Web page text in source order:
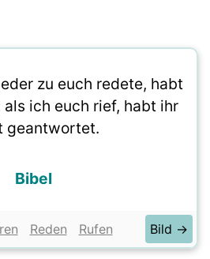
zu euch redete, habt
ich euch rief, habt ihr
geantwortet.
Bibel
Reden Rufen Bild →